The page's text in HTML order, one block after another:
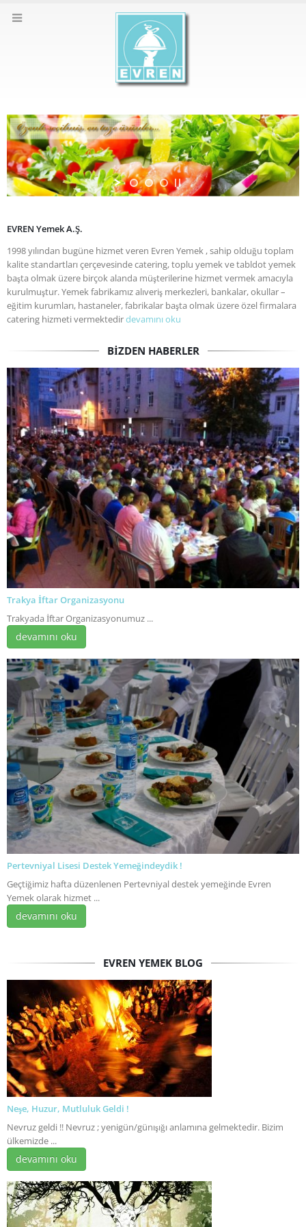
EVREN Yemek A.Ş.
1998 yılından bugüne hizmet veren Evren Yemek , sahip olduğu toplam
kalite standartları çerçevesinde catering, toplu yemek ve tabldot yemek
başta olmak üzere birçok alanda müşterilerine hizmet vermek amacıyla
kurulmuştur. Yemek fabrikamız alıveriş merkezleri, bankalar, okullar –
eğitim kurumları, hastaneler, fabrikalar başta olmak üzere özel firmalara
catering hizmeti vermektedirdevamını oku
BIZDEN HABERLER
Trakya İftar Organizasyonu
Trakyada İftar Organizasyonumuz ...
devamını oku
Pertevniyal Lisesi Destek Yemeğindeydik !
Geçtiğimiz hafta düzenlenen Pertevniyal destek yemeğinde Evren
Yemek olarak hizmet ...
devamını oku
EVREN YEMEK BLOG
Neşe, Huzur, Mutluluk Geldi !
Nevruz geldi !! Nevruz ; yenigün/günışığı anlamına gelmektedir. Bizim
ülkemizde ...
devamını oku